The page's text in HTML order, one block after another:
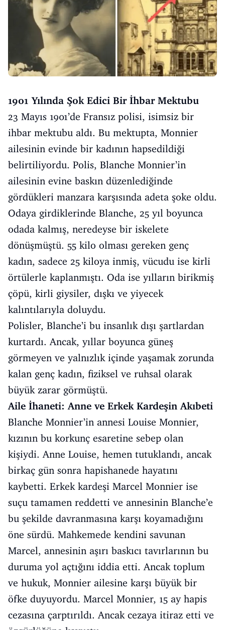
1901 Yılında Şok Edici Bir İhbar Mektubu
23 Mayıs 1901’de Fransız polisi, isimsiz bir
ihbar mektubu aldı. Bu mektupta, Monnier
ailesinin evinde bir kadının hapsedildiği
belirtiliyordu. Polis, Blanche Monnier’in
ailesinin evine baskın düzenlediğinde
gördükleri manzara karşısında adeta şoke oldu.
Odaya girdiklerinde Blanche, 25 yıl boyunca
odada kalmış, neredeyse bir iskelete
dönüşmüştü. 55 kilo olması gereken genç
kadın, sadece 25 kiloya inmiş, vücudu ise kirli
örtülerle kaplanmıştı. Oda ise yılların birikmiş
çöpü, kirli giysiler, dışkı ve yiyecek
kalıntılarıyla doluydu.
Polisler, Blanche’i bu insanlık dışı şartlardan
kurtardı. Ancak, yıllar boyunca güneş
görmeyen ve yalnızlık içinde yaşamak zorunda
kalan genç kadın, fiziksel ve ruhsal olarak
büyük zarar görmüştü.
Aile İhaneti: Anne ve Erkek Kardeşin Akıbeti
Blanche Monnier’in annesi Louise Monnier,
kızının bu korkunç esaretine sebep olan
kişiydi. Anne Louise, hemen tutuklandı, ancak
birkaç gün sonra hapishanede hayatını
kaybetti. Erkek kardeşi Marcel Monnier ise
suçu tamamen reddetti ve annesinin Blanche’e
bu şekilde davranmasına karşı koyamadığını
öne sürdü. Mahkemede kendini savunan
Marcel, annesinin aşırı baskıcı tavırlarının bu
duruma yol açtığını iddia etti. Ancak toplum
ve hukuk, Monnier ailesine karşı büyük bir
öfke duyuyordu. Marcel Monnier, 15 ay hapis
cezasına çarptırıldı. Ancak cezaya itiraz etti ve